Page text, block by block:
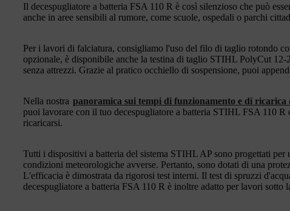
Il decespugliatore a batteria FSA 110 R è così silenzioso che può
anche in aree sensibili al rumore, come scuole, ospedali o parchi
Per i lavori di falciatura, consigliamo l'uso del filo di taglio rotondo
opzionale, è disponibile anche la testina di taglio STIHL PolyCut 12-
senza attrezzi. Grazie al pratico occhiello di sospensione, puoi
Nella nostra panoramica sui tempi di funzionamento e di ricarica
puoi lavorare con il tuo decespugliatore a batteria STIHL FSA 110 R
ricaricarsi.
Tutti i dispositivi a batteria del sistema STIHL AP sono progettati per
condizioni meteorologiche avverse. Pertanto, sono dotati di una
L'efficacia è dimostrata da rigorosi test interni. Il test di spruzzi
decespugliatore a batteria FSA 110 R è inoltre adatto per lavori sotto